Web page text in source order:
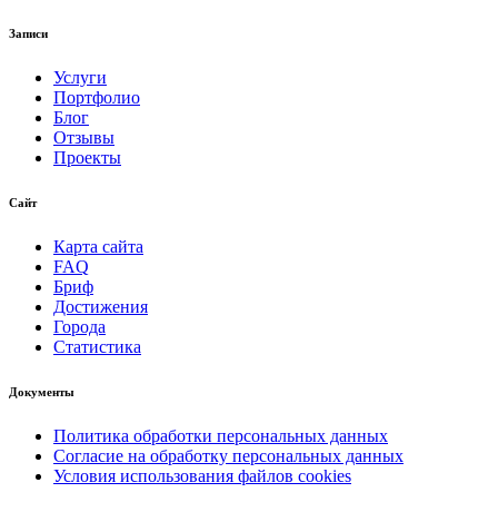
Записи
Услуги
Портфолио
Блог
Отзывы
Проекты
Сайт
Карта сайта
FAQ
Бриф
Достижения
Города
Статистика
Документы
Политика обработки персональных данных
Согласие на обработку персональных данных
Условия использования файлов cookies